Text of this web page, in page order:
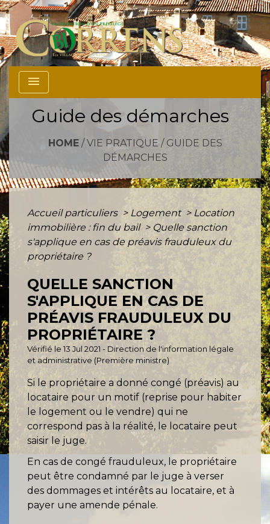
menu
Guide des démarches
HOME/ VIE PRATIQUE / GUIDE DES
DÉMARCHES
Accueil particuliers > Logement > Location
immobilière : fin du bail > Quelle sanction
s'applique en cas de préavis frauduleux du
propriétaire ?
QUELLE SANCTION
S'APPLIQUE EN CAS DE
PRÉAVIS FRAUDULEUX DU
PROPRIÉTAIRE ?
Vérifié le 13 Jul 2021 - Direction de l'information légale
et administrative (Première ministre)
Si le propriétaire a donné congé (préavis) au
locataire pour un motif (reprise pour habiter
le logement ou le vendre) qui ne
correspond pas à la réalité, le locataire peut
saisir le juge.
En cas de congé frauduleux, le propriétaire
peut être condamné par le juge à verser
des dommages et intérêts au locataire, et à
payer une amende pénale.